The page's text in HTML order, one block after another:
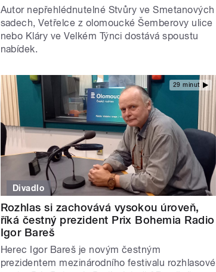
Autor nepřehlédnutelné Stvůry ve Smetanových
sadech, Vetřelce z olomoucké Šemberovy ulice
nebo Kláry ve Velkém Týnci dostává spoustu
nabídek.
29 minut
Divadlo
Rozhlas si zachovává vysokou úroveň,
říká čestný prezident Prix Bohemia Radio
Igor Bareš
Herec Igor Bareš je novým čestným
prezidentem mezinárodního festivalu rozhlasové